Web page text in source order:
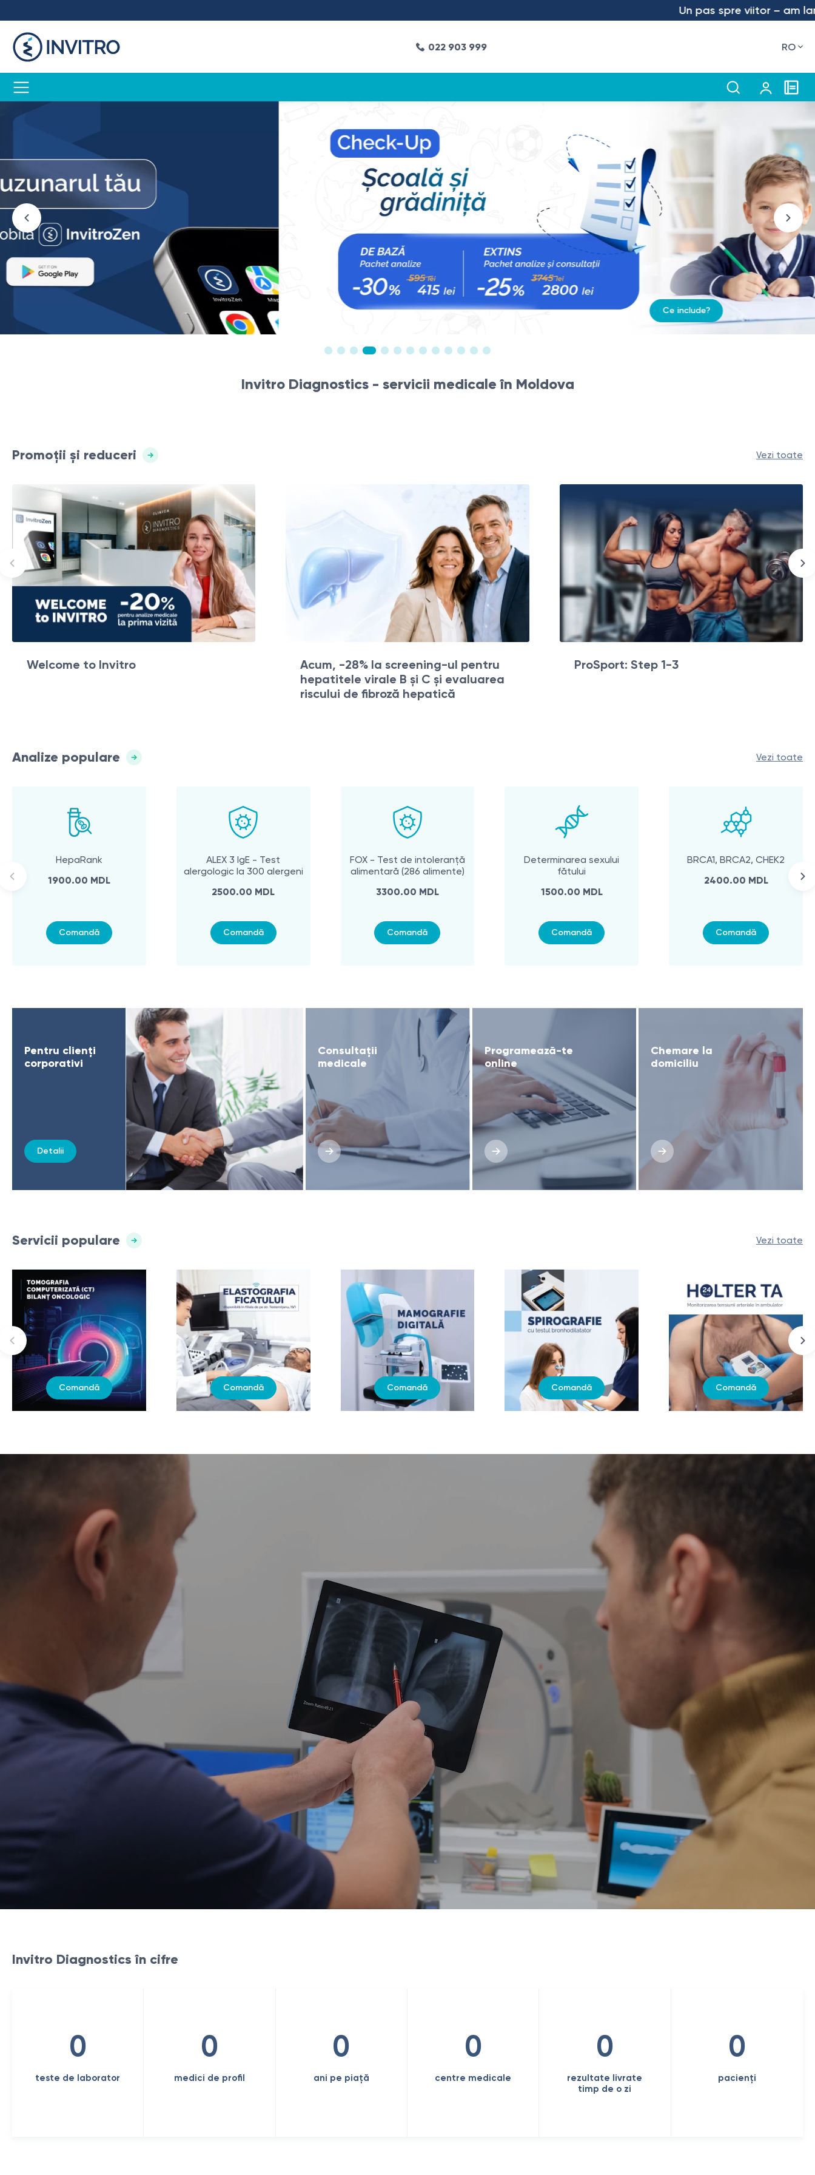
Un pas spre viitor – am lansat aplicația InvitroZen!
022 903 999 RO
Ce include?
Invitro Diagnostics - servicii medicale în Moldova
Promoții și reduceri Vezi toate
Welcome to Invitro
Acum, -28% la screening-ul pentru
hepatitele virale B și C și evaluarea
riscului de fibroză hepatică
ProSport: Step 1-3
Analize populare Vezi toate
HepaRank
1900.00 MDL
Comandă
ALEX 3 IgE - Test
alergologic la 300 alergeni
2500.00 MDL
Comandă
FOX - Test de intoleranţă
alimentară (286 alimente)
3300.00 MDL
Comandă
Determinarea sexului
fătului
1500.00 MDL
Comandă
BRCA1, BRCA2, CHEK2
2400.00 MDL
Comandă
Pentru clienți
corporativi
Detalii
Consultații
medicale
Programează-te
online
Chemare la
domiciliu
Servicii populare Vezi toate
Comandă Comandă Comandă Comandă Comandă
Invitro Diagnostics în cifre
0
teste de laborator
0
medici de profil
0
ani pe piață
0
centre medicale
0
rezultate livrate
timp de o zi
0
pacienți